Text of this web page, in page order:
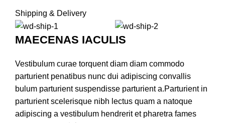
Shipping & Delivery
MAECENAS IACULIS
Vestibulum curae torquent diam diam commodo
parturient penatibus nunc dui adipiscing convallis
bulum parturient suspendisse parturient a.Parturient in
parturient scelerisque nibh lectus quam a natoque
adipiscing a vestibulum hendrerit et pharetra fames